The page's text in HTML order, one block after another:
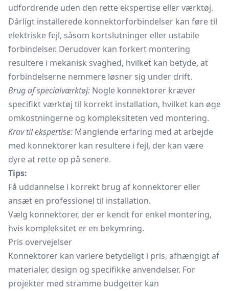
udfordrende uden den rette ekspertise eller værktøj.
Dårligt installerede konnektorforbindelser kan føre til
elektriske fejl, såsom kortslutninger eller ustabile
forbindelser. Derudover kan forkert montering
resultere i mekanisk svaghed, hvilket kan betyde, at
forbindelserne nemmere løsner sig under drift.
Brug af specialværktøj: Nogle konnektorer kræver
specifikt værktøj til korrekt installation, hvilket kan øge
omkostningerne og kompleksiteten ved montering.
Krav til ekspertise: Manglende erfaring med at arbejde
med konnektorer kan resultere i fejl, der kan være
dyre at rette op på senere.
Tips:
Få uddannelse i korrekt brug af konnektorer eller
ansæt en professionel til installation.
Vælg konnektorer, der er kendt for enkel montering,
hvis kompleksitet er en bekymring.
Pris overvejelser
Konnektorer kan variere betydeligt i pris, afhængigt af
materialer, design og specifikke anvendelser. For
projekter med stramme budgetter kan